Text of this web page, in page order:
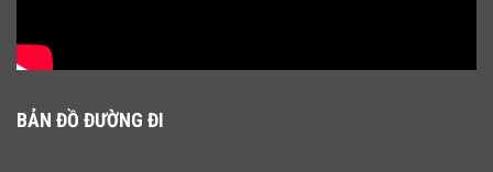
BẢN ĐỒ ĐƯỜNG ĐI